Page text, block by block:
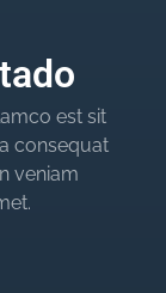
est sit
consequat
veniam